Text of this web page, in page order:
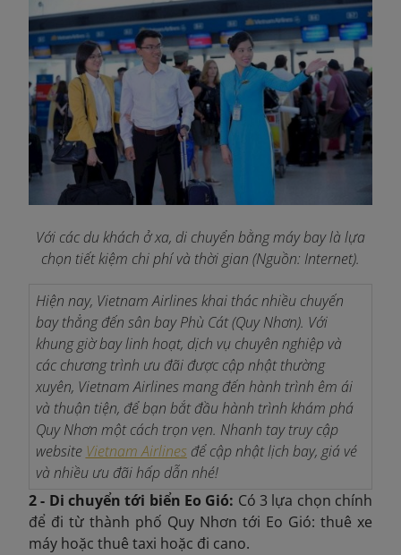
Với các du khách ở xa, di chuyển bằng máy bay là lựa
chọn tiết kiệm chi phí và thời gian (Nguồn: Internet).
Hiện nay, Vietnam Airlines khai thác nhiều chuyến
bay thẳng đến sân bay Phù Cát (Quy Nhơn). Với
khung giờ bay linh hoạt, dịch vụ chuyên nghiệp và
các chương trình ưu đãi được cập nhật thường
xuyên, Vietnam Airlines mang đến hành trình êm ái
và thuận tiện, để bạn bắt đầu hành trình khám phá
Quy Nhơn một cách trọn vẹn. Nhanh tay truy cập
website Vietnam Airlines để cập nhật lịch bay, giá vé
và nhiều ưu đãi hấp dẫn nhé!
2 - Di chuyển tới biển Eo Gió: Có 3 lựa chọn chính
để đi từ thành phố Quy Nhơn tới Eo Gió: thuê xe
máy hoặc thuê taxi hoặc đi cano.